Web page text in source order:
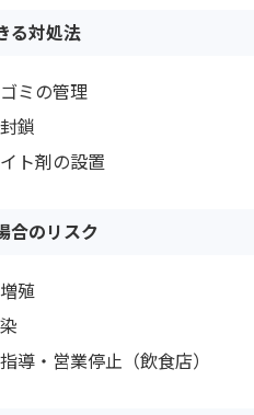
る対処法
ミの管理
鎖
ト剤の設置
合のリスク
殖
導・営業停止（飲食店）